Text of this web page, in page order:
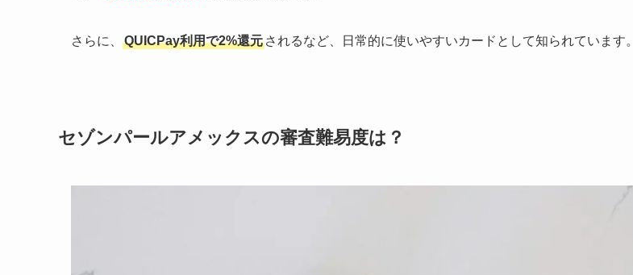
さらに、 QUICPay利用で2%還元 されるなど、日常的に使いやすいカードとして知られています。
セゾンパールアメックスの審査難易度は？